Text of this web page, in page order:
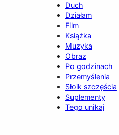
Duch
Działam
Film
Książka
Muzyka
Obraz
Po godzinach
Przemyślenia
Słoik szczęścia
Suplementy
Tego unikaj